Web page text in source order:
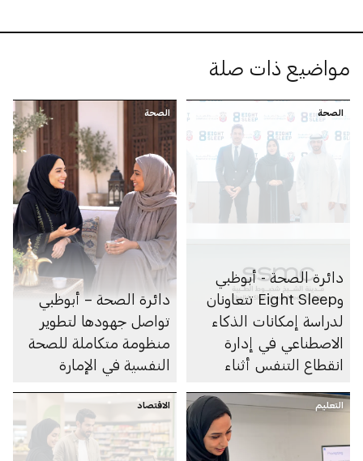
مواضيع ذات صلة
الصحة
دائرة الصحة - أبوظبي
وEight Sleep تتعاونان
لدراسة إمكانات الذكاء
الاصطناعي في إدارة
انقطاع التنفس أثناء
الصحة
دائرة الصحة – أبوظبي
تواصل جهودها لتطوير
منظومة متكاملة للصحة
النفسية في الإمارة
التعليم الاقتصاد